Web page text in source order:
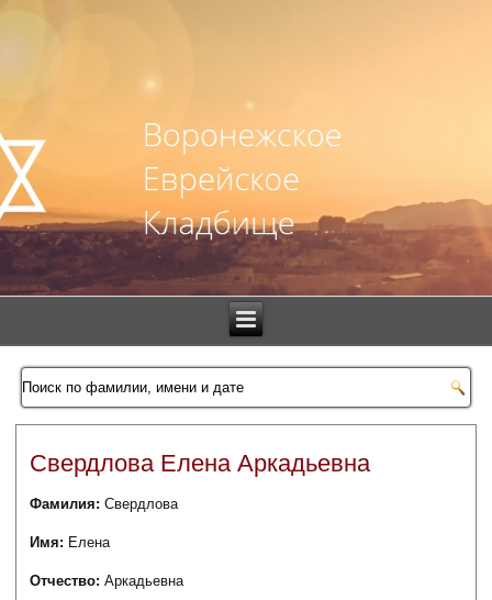
Свердлова Елена Аркадьевна
Фамилия:Свердлова
Имя: Елена
Отчество:Аркадьевна